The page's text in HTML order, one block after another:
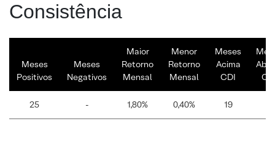
Consistência
Meses
Positivos
Meses
Negativos
Maior
Retorno
Mensal
Menor
Retorno
Mensal
Meses
Acima
CDI
25 - 1,80% 0,40% 19